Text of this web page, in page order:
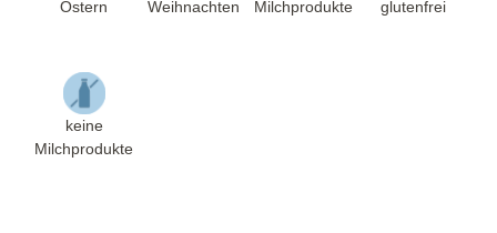
Ostern Weihnachten Milchprodukte glutenfrei
keine
Milchprodukte